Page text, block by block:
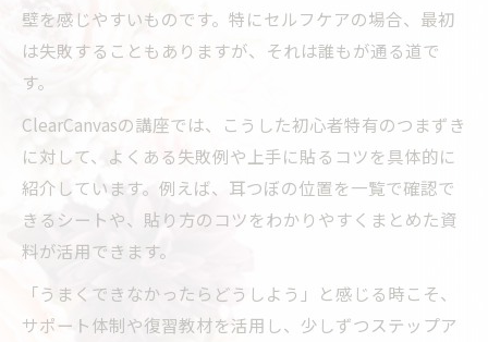
壁を感じやすいものです。特にセルフケアの場合、最初
は失敗することもありますが、それは誰もが通る道で
す。
ClearCanvasの講座では、こうした初心者特有のつまずき
に対して、よくある失敗例や上手に貼るコツを具体的に
紹介しています。例えば、耳つぼの位置を一覧で確認で
きるシートや、貼り方のコツをわかりやすくまとめた資
料が活用できます。
「うまくできなかったらどうしよう」と感じる時こそ、
サポート体制や復習教材を活用し、少しずつステップア